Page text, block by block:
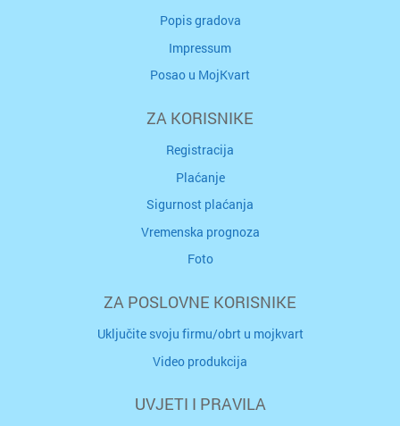
Popis gradova
Impressum
Posao u MojKvart
ZA KORISNIKE
Registracija
Plaćanje
Sigurnost plaćanja
Vremenska prognoza
Foto
ZA POSLOVNE KORISNIKE
Uključite svoju firmu/obrt u mojkvart
Video produkcija
UVJETI I PRAVILA